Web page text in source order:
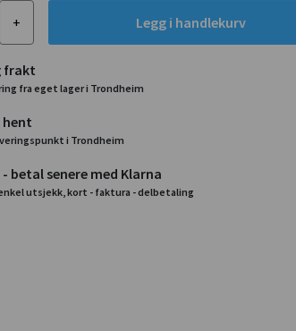
Legg i handlekurv
frakt
fra eget lager i Trondheim
hent
i Trondheim
betal senere med Klarna
utsjekk, kort - faktura - delbetaling